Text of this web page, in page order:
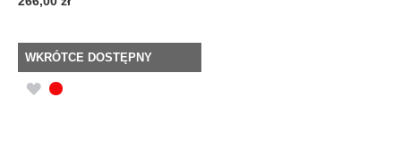
WKRÓTCE DOSTĘPNY
DODAJ